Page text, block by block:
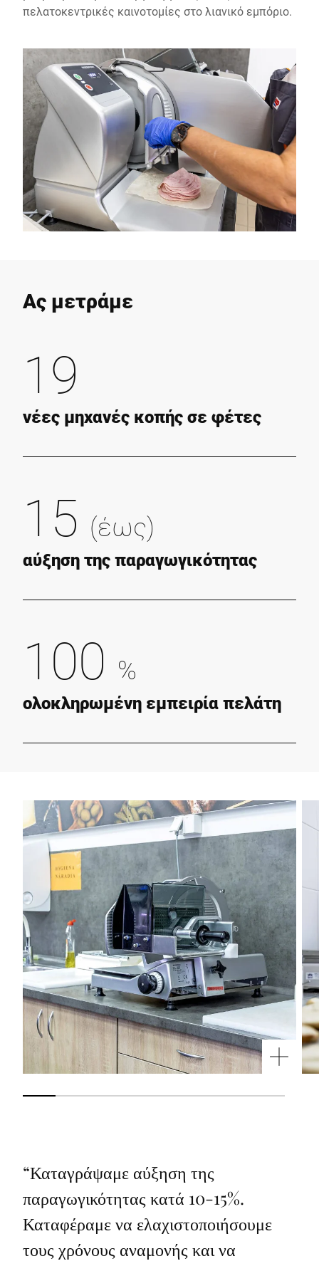
πελατοκεντρικές καινοτομίες στο λιανικό εμπόριο.
Ας μετράμε
19
νέες μηχανές κοπής σε φέτες
15 (έως)
αύξηση της παραγωγικότητας
100 %
ολοκληρωμένη εμπειρία πελάτη
“Καταγράψαμε αύξηση της
παραγωγικότητας κατά 10-15%.
Καταφέραμε να ελαχιστοποιήσουμε
τους χρόνους αναμονής και να